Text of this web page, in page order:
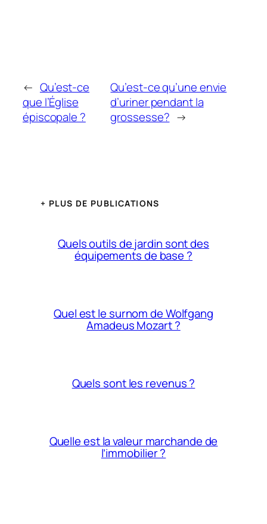
← Qu’est-ce
que l’Église
épiscopale ?
Qu’est-ce qu’une envie
d’uriner pendant la
grossesse? →
+ PLUS DE PUBLICATIONS
Quels outils de jardin sont des
équipements de base ?
Quel est le surnom de Wolfgang
Amadeus Mozart ?
Quels sont les revenus ?
Quelle est la valeur marchande de
l’immobilier ?